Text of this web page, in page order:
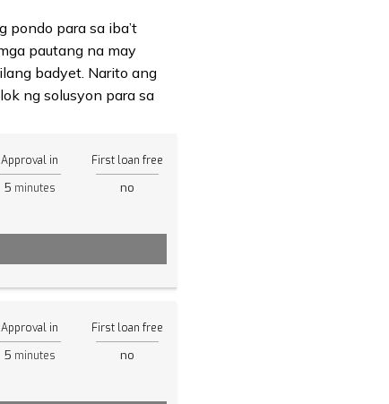
pondo para sa iba’t
pautang na may
badyet. Narito ang
ng solusyon para sa
Approval in
5 minutes
First loan free
no
Approval in
5 minutes
First loan free
no